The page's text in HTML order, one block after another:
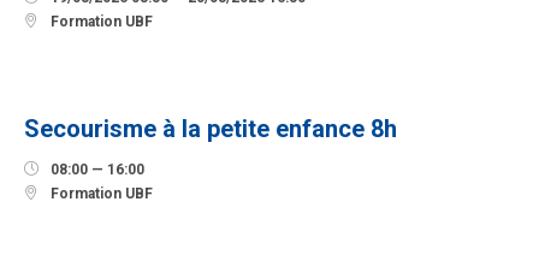
 Formation UBF
Secourisme à la petite enfance 8h
 08:00 — 16:00
 Formation UBF